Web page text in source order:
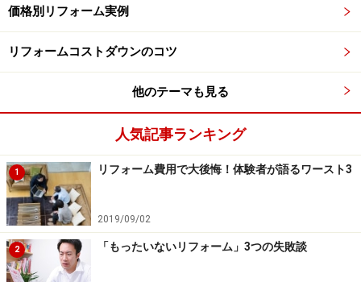
事などにより解消する場合に適用されます。
滑りの防止、移動の円滑化等のための床または通路
車イスが利用しにくい畳床や、歩行時に滑りやすい
床を、フローリングや固い床材などに変更する場合
に適用されます。
引き戸等への扉の取替え
介護を必要とする人が開けにくいとされる開き戸
を、引き戸や折れ戸、アコーディオンカーテンなど
に変更する場合に適用されます。また手首を傷めて
いたり、握力が低下している人でも操作しやすいド
アノブや戸車の設置も含まれます。
価格別リフォーム実例
リフォームコストダウンのコツ
他のテーマも見る
人気記事ランキング
1 リフォーム費用で大後悔！体験者が語るワースト3
2019/09/02
2 「もったいないリフォーム」3つの失敗談